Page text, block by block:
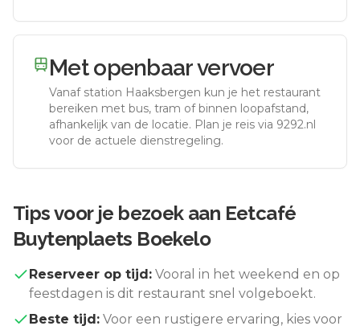
Met openbaar vervoer
Vanaf station Haaksbergen kun je het restaurant
bereiken met bus, tram of binnen loopafstand,
afhankelijk van de locatie. Plan je reis via 9292.nl
voor de actuele dienstregeling.
Tips voor je bezoek aan Eetcafé
Buytenplaets Boekelo
Reserveer op tijd: Vooral in het weekend en op
feestdagen is dit restaurant snel volgeboekt.
Beste tijd: Voor een rustigere ervaring, kies voor